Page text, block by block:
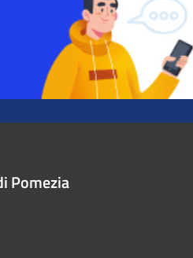
Pomezia